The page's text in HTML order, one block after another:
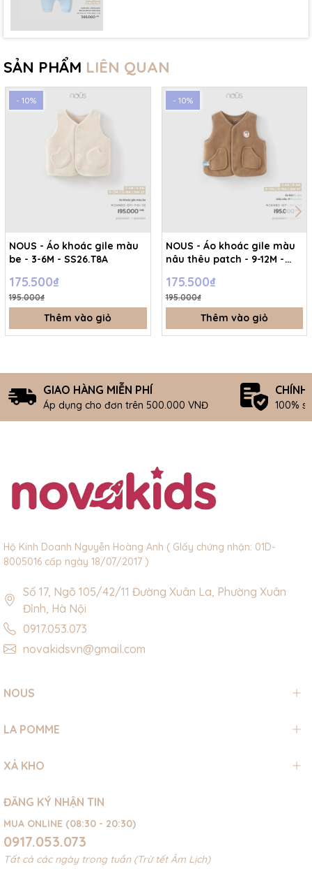
SẢN PHẨM LIÊN QUAN
- 10%
NOUS - Áo khoác gile màu
be - 3-6M - SS26.T8A
175.500₫
195.000₫
Thêm vào giỏ
- 10%
NOUS - Áo khoác gile màu
nâu thêu patch - 9-12M -
175.500₫
195.000₫
Thêm vào giỏ
GIAO HÀNG MIỄN PHÍ
Áp dụng cho đơn trên 500.000 VNĐ
CHÍNH
100%
Hộ Kinh Doanh Nguyễn Hoàng Anh ( GIấy chứng nhận: 01D-
8005016 cấp ngày 18/07/2017 )
Số 17, Ngõ 105/42/11 Đường Xuân La, Phường Xuân
Đỉnh, Hà Nội
0917.053.073
novakidsvn@gmail.com
NOUS
LA POMME
XẢ KHO
ĐĂNG KÝ NHẬN TIN
MUA ONLINE (08:30 - 20:30)
0917.053.073
Tất cả các ngày trong tuần (Trừ tết Âm Lịch)